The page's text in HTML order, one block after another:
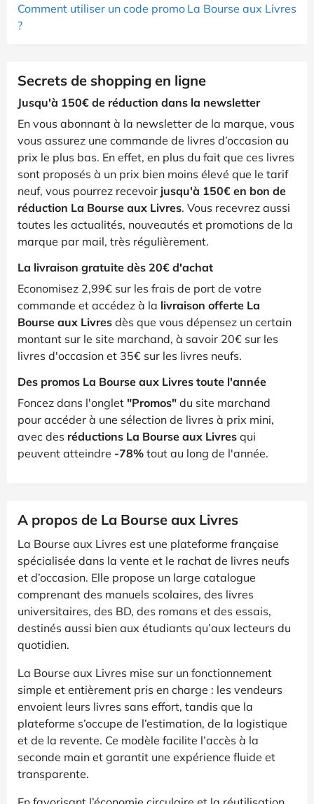
Comment utiliser un code promo La Bourse aux Livres
?
Secrets de shopping en ligne
Jusqu'à 150€ de réduction dans la newsletter
En vous abonnant à la newsletter de la marque, vous
vous assurez une commande de livres d’occasion au
prix le plus bas. En effet, en plus du fait que ces livres
sont proposés à un prix bien moins élevé que le tarif
neuf, vous pourrez recevoir jusqu'à 150€ en bon de
réduction La Bourse aux Livres. Vous recevrez aussi
toutes les actualités, nouveautés et promotions de la
marque par mail, très régulièrement.
La livraison gratuite dès 20€ d'achat
Economisez 2,99€ sur les frais de port de votre
commande et accédez à la livraison offerte La
Bourse aux Livres dès que vous dépensez un certain
montant sur le site marchand, à savoir 20€ sur les
livres d'occasion et 35€ sur les livres neufs.
Des promos La Bourse aux Livres toute l'année
Foncez dans l'onglet "Promos" du site marchand
pour accéder à une sélection de livres à prix mini,
avec des réductions La Bourse aux Livres qui
peuvent atteindre -78% tout au long de l'année.
A propos de La Bourse aux Livres
La Bourse aux Livres est une plateforme française
spécialisée dans la vente et le rachat de livres neufs
et d’occasion. Elle propose un large catalogue
comprenant des manuels scolaires, des livres
universitaires, des BD, des romans et des essais,
destinés aussi bien aux étudiants qu’aux lecteurs du
quotidien.
La Bourse aux Livres mise sur un fonctionnement
simple et entièrement pris en charge : les vendeurs
envoient leurs livres sans effort, tandis que la
plateforme s’occupe de l’estimation, de la logistique
et de la revente. Ce modèle facilite l’accès à la
seconde main et garantit une expérience fluide et
transparente.